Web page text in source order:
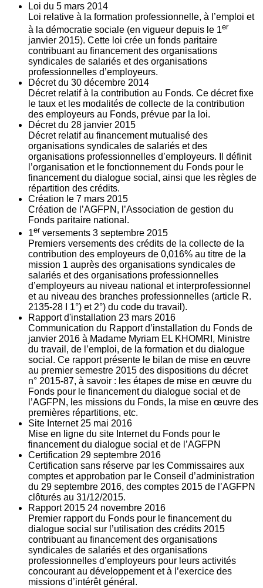
Loi du 5 mars 2014
Loi relative à la formation professionnelle, à l’emploi et
à la démocratie sociale (en vigueur depuis le 1er
janvier 2015). Cette loi crée un fonds paritaire
contribuant au financement des organisations
syndicales de salariés et des organisations
professionnelles d’employeurs.
Décret du 30 décembre 2014
Décret relatif à la contribution au Fonds. Ce décret fixe
le taux et les modalités de collecte de la contribution
des employeurs au Fonds, prévue par la loi.
Décret du 28 janvier 2015
Décret relatif au financement mutualisé des
organisations syndicales de salariés et des
organisations professionnelles d’employeurs. Il définit
l’organisation et le fonctionnement du Fonds pour le
financement du dialogue social, ainsi que les règles de
répartition des crédits.
Création le 7 mars 2015
Création de l’AGFPN, l’Association de gestion du
Fonds paritaire national.
1er versements 3 septembre 2015
Premiers versements des crédits de la collecte de la
contribution des employeurs de 0,016% au titre de la
mission 1 auprès des organisations syndicales de
salariés et des organisations professionnelles
d’employeurs au niveau national et interprofessionnel
et au niveau des branches professionnelles (article R.
2135‐28 I 1°) et 2°) du code du travail).
Rapport d'installation 23 mars 2016
Communication du Rapport d’installation du Fonds de
janvier 2016 à Madame Myriam EL KHOMRI, Ministre
du travail, de l’emploi, de la formation et du dialogue
social. Ce rapport présente le bilan de mise en œuvre
au premier semestre 2015 des dispositions du décret
n° 2015-87, à savoir : les étapes de mise en œuvre du
Fonds pour le financement du dialogue social et de
l’AGFPN, les missions du Fonds, la mise en œuvre des
premières répartitions, etc.
Site Internet 25 mai 2016
Mise en ligne du site Internet du Fonds pour le
financement du dialogue social et de l’AGFPN
Certification 29 septembre 2016
Certification sans réserve par les Commissaires aux
comptes et approbation par le Conseil d’administration
du 29 septembre 2016, des comptes 2015 de l’AGFPN
clôturés au 31/12/2015.
Rapport 2015 24 novembre 2016
Premier rapport du Fonds pour le financement du
dialogue social sur l’utilisation des crédits 2015
contribuant au financement des organisations
syndicales de salariés et des organisations
professionnelles d’employeurs pour leurs activités
concourant au développement et à l’exercice des
missions d’intérêt général.